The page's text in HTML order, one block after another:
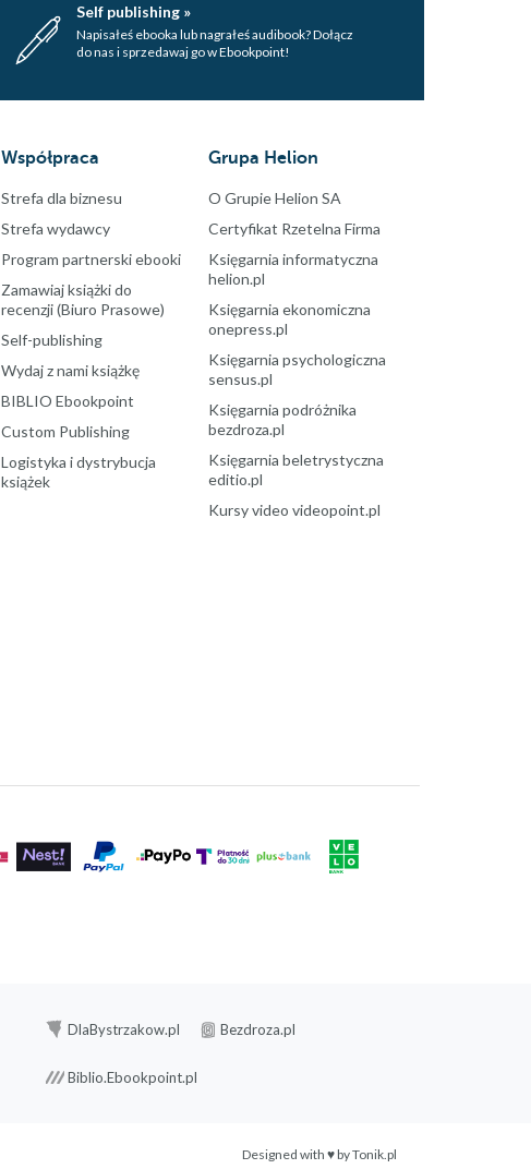
Self publishing »
Napisałeś ebooka lub nagrałeś audibook? Dołącz
do nas i sprzedawaj go w Ebookpoint!
Współpraca
Strefa dla biznesu
Strefa wydawcy
Program partnerski ebooki
Zamawiaj książki do
recenzji (Biuro Prasowe)
Self-publishing
Wydaj z nami książkę
BIBLIO Ebookpoint
Custom Publishing
Logistyka i dystrybucja
książek
Grupa Helion
O Grupie Helion SA
Certyfikat Rzetelna Firma
Księgarnia informatyczna
helion.pl
Księgarnia ekonomiczna
onepress.pl
Księgarnia psychologiczna
sensus.pl
Księgarnia podróżnika
bezdroza.pl
Księgarnia beletrystyczna
editio.pl
Kursy video videopoint.pl
DlaBystrzakow.pl Bezdroza.pl
Biblio.Ebookpoint.pl
Designed with ♥ byTonik.pl